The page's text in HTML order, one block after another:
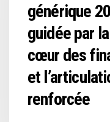
générique
guidée par
cœur des
et
renforcée